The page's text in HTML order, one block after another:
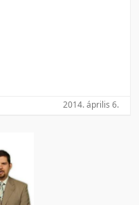
2014. április 6.